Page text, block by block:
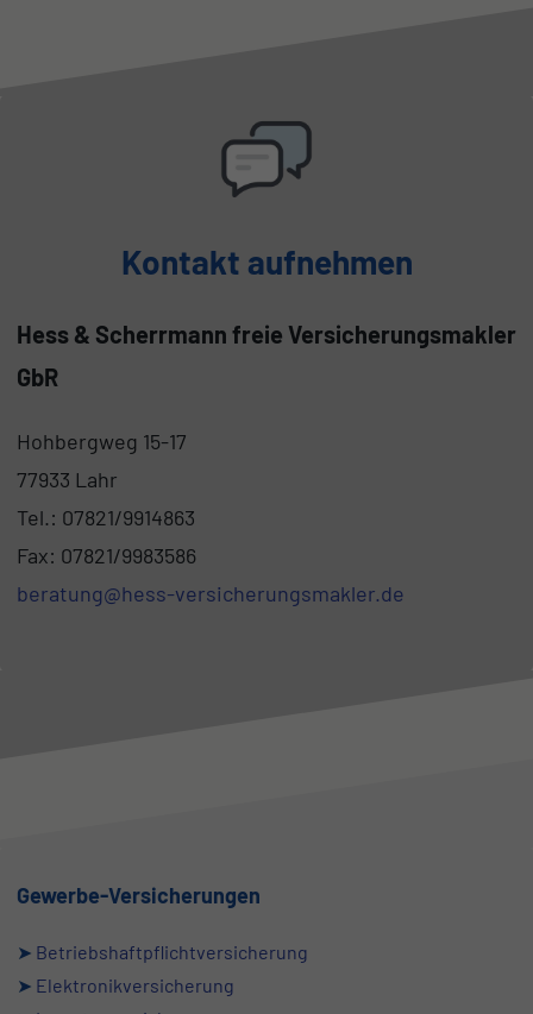
Kontakt aufnehmen
Hess & Scherrmann freie Versicherungsmakler
GbR
Hohbergweg 15-17
77933 Lahr
Tel.: 07821/9914863
Fax: 07821/9983586
beratung@hess-versicherungsmakler.de
Gewerbe-Versicherungen
➤ Betriebshaftpflichtversicherung
➤ Elektronikversicherung